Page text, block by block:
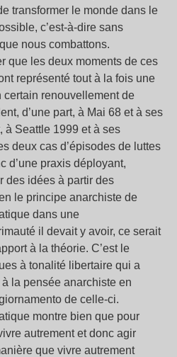
transformer le monde dans le
c’est-à-dire sans
nous combattons.
que les deux moments de ces
représenté tout à la fois une
certain renouvellement de
d’une part, à Mai 68 et à ses
à Seattle 1999 et à ses
deux cas d’épisodes de luttes
d’une praxis déployant,
des idées à partir des
le principe anarchiste de
dans une
il devait y avoir, ce serait
à la théorie. C’est le
à tonalité libertaire qui a
la pensée anarchiste en
de celle-ci.
montre bien que pour
autrement et donc agir
que vivre autrement